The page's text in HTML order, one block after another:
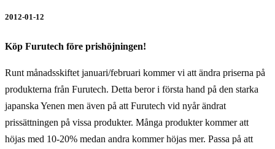
2012-01-12
Köp Furutech före prishöjningen!
Runt månadsskiftet januari/februari kommer vi att ändra priserna på
produkterna från Furutech. Detta beror i första hand på den starka
japanska Yenen men även på att Furutech vid nyår ändrat
prissättningen på vissa produkter. Många produkter kommer att
höjas med 10-20% medan andra kommer höjas mer. Passa på att